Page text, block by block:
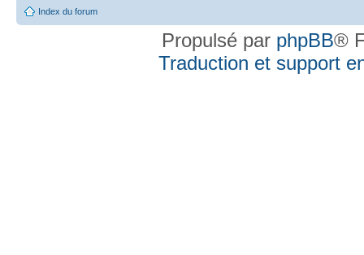
Index du forum
Propulsé par phpBB®
Traduction et support